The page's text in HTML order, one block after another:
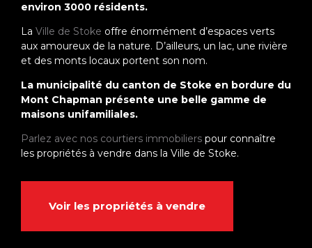
environ 3000 résidents.
La Ville de Stoke offre énormément d’espaces verts
aux amoureux de la nature. D’ailleurs, un lac, une rivière
et des monts locaux portent son nom.
La municipalité du canton de Stoke en bordure du
Mont Chapman présente une belle gamme de
maisons unifamiliales.
Parlez avec nos courtiers immobiliers pour connaître
les propriétés à vendre dans la Ville de Stoke.
Voir les propriétés à vendre